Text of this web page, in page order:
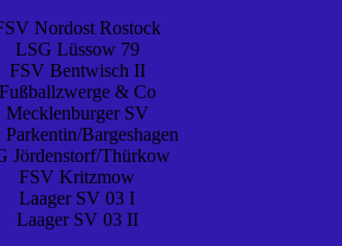
Nordost Rostock
LSG Lüssow 79
FSV Bentwisch II
Fußballzwerge & Co
Mecklenburger SV
Parkentin/Bargeshagen
Jördenstorf/Thürkow
FSV Kritzmow
Laager SV 03 I
Laager SV 03 II